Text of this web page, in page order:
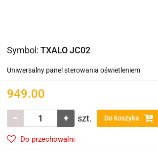
Symbol: TXALO JC02
Uniwersalny panel sterowania oświetleniem
949.00
szt. Do koszyka
Do przechowalni